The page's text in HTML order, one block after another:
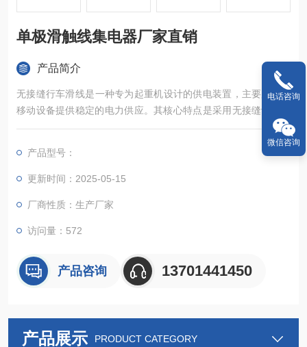
单极滑触线集电器厂家直销
产品简介
无接缝行车滑线‌是一种专为起重机设计的供电装置，主要用于给
移动设备提供稳定的电力供应。其核心特点是采用无接缝设计，
避免了传统滑触线因接头造成的电流不稳定问题，确保电流传输
产品型号：
更新时间：2025-05-15
厂商性质：生产厂家
访问量：572
产品咨询 13701441450
产品展示 PRODUCT CATEGORY
电话咨询
微信咨询